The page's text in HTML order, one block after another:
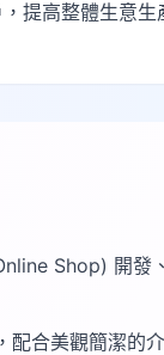
提高整體生意生
Shop) 開發
配合美觀簡潔的